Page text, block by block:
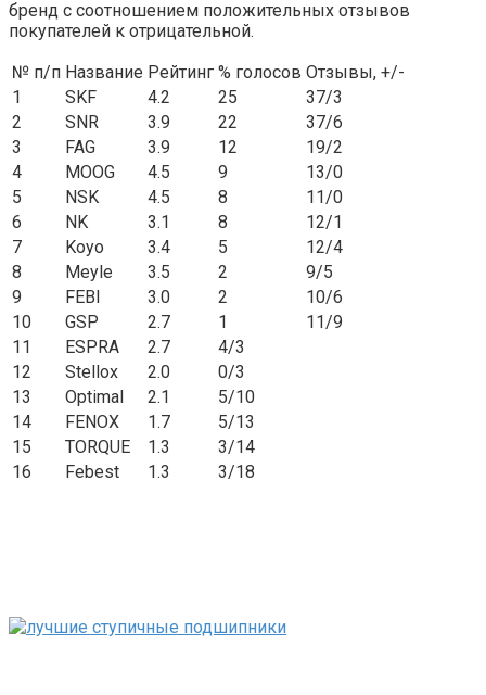
бренд с соотношением положительных отзывов
покупателей к отрицательной.
№ п/п Название Рейтинг % голосов Отзывы, +/-
1
SKF 4.2 25
37/3
2
SNR 3.9 22
37/6
3
FAG 3.9 12
19/2
4
MOOG 4.5 9
13/0
5
NSK 4.5 8
11/0
6
NK 3.1 8
12/1
7
Koyo 3.4 5
12/4
8
Meyle 3.5 2
9/5
9
FEBI 3.0 2
10/6
10
GSP 2.7 1
11/9
11
ESPRA 2.7
4/3
12
Stellox 2.0
0/3
13
Optimal 2.1
5/10
14
FENOX 1.7
5/13
15
TORQUE 1.3
3/14
16
Febest 1.3 3/18